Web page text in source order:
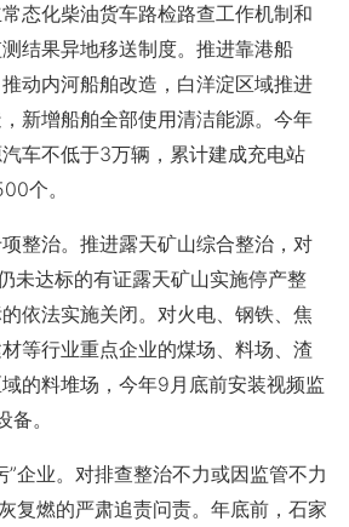
态化柴油货车路检路查工作机制和
结果异地移送制度。推进靠港船
动内河船舶改造，白洋淀区域推进
新增船舶全部使用清洁能源。今年
车不低于3万辆，累计建成充电站
个。
治。推进露天矿山综合整治，对
未达标的有证露天矿山实施停产整
依法实施关闭。对火电、钢铁、焦
等行业重点企业的煤场、料场、渣
的料堆场，今年9月底前安装视频监
。
业。对排查整治不力或因监管不力
复燃的严肃追责问责。年底前，石家